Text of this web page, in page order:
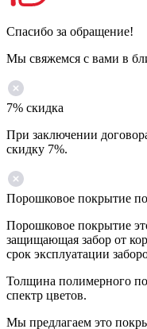
Спасибо за обращение!
Мы свяжемся с вами в
7% скидка
При заключении
скидку 7%.
Порошковое покрытие
Порошковое покрытие
защищающая забор от
срок эксплуатации
Толщина полимерного
спектр цветов.
Мы предлагаем это